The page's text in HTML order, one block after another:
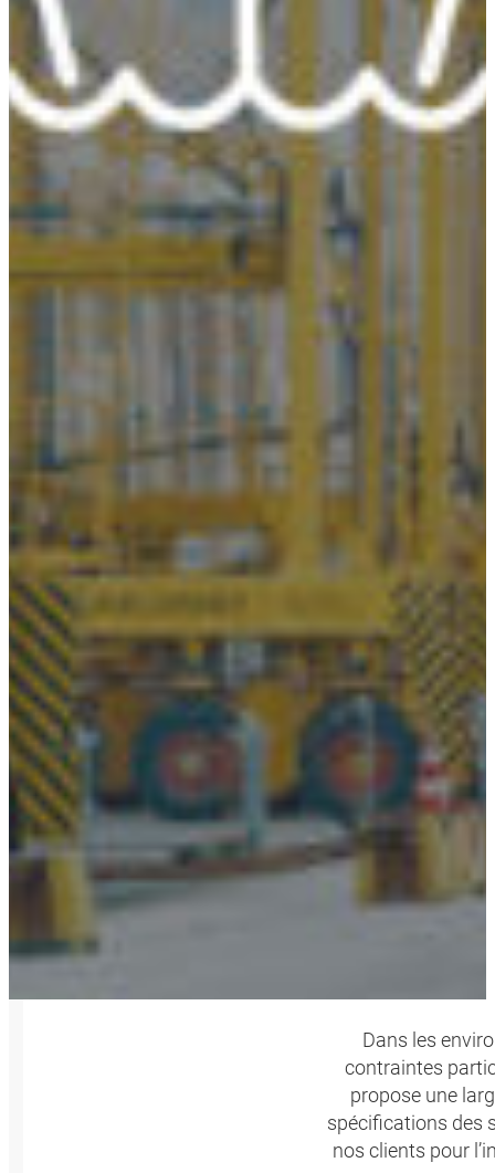
Croatia
Czechia
Estonia
Dans les
contraintes
propose une
spécifications des
nos clients pour